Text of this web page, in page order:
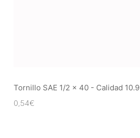
Tornillo SAE 1/2 x 40 - Calidad 10.9
0,54€